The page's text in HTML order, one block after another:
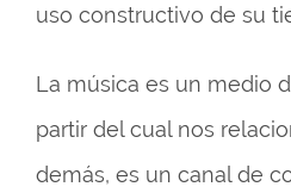
uso constructivo de su
La música es un medio
partir del cual nos
demás, es un canal de